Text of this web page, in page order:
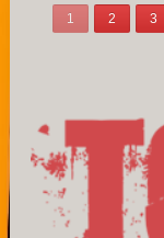
1 2 3